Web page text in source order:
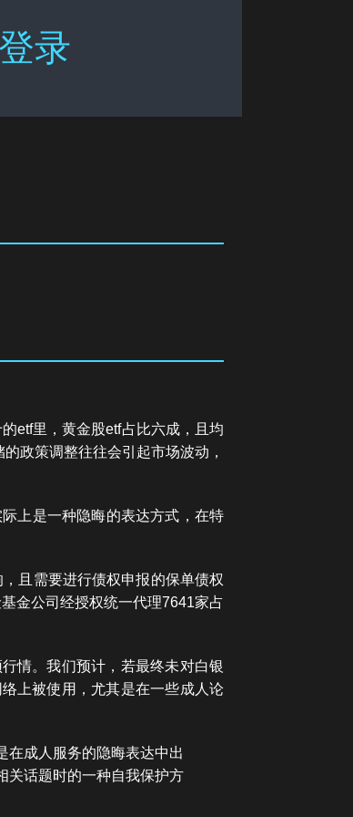
录
etf里，黄金股etf占比六成，且均
政策调整往往会引起市场波动，
上是一种隐晦的表达方式，在特
且需要进行债权申报的保单债权
金公司经授权统一代理7641家占
情。我们预计，若最终未对白银
上被使用，尤其是在一些成人论
在成人服务的隐晦表达中出
关话题时的一种自我保护方